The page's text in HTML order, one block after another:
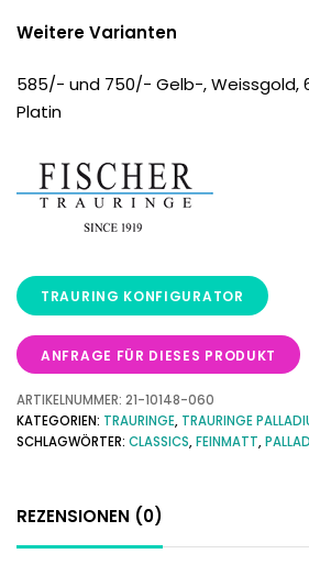
Weitere Varianten
585/- und 750/- Gelb-, Weissgold,
Platin
ANFRAGE FÜR DIESES PRODUKT
ARTIKELNUMMER: 21-10148-060
KATEGORIEN: TRAURINGE, TRAURINGE
SCHLAGWÖRTER: CLASSICS,FEINMATT,
REZENSIONEN (0)